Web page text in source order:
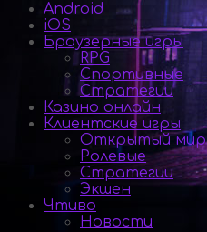
Android
iOS
Браузерные игры
RPG
Спортивные
Стратегии
Казино онлайн
Клиентские игры
Открытый мир
Ролевые
Стратегии
Экшен
Чтиво
Новости